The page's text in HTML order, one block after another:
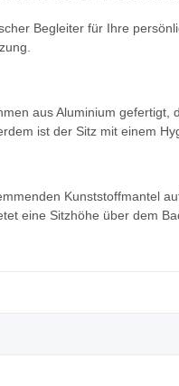
Begleiter für Ihre
aus Aluminium
ist der Sitz mit einem
Kunststoffmantel
eine Sitzhöhe über dem